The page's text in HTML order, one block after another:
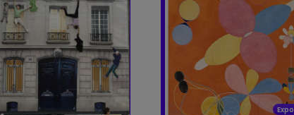
Expo